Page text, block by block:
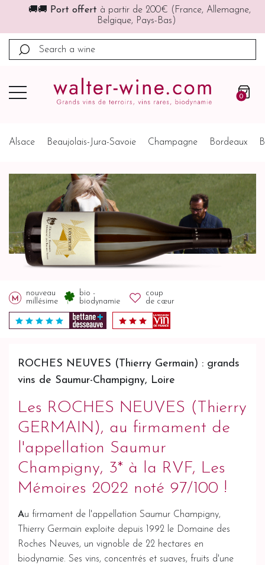
🚚🚚Port offertà partir de 200€ (France, Allemagne,
Belgique, Pays-Bas)
0
Alsace Beaujolais-Jura-Savoie Champagne Bordeaux
nouveau
millésime
bio -
biodynamie
coup
de cœur
ROCHES NEUVES (Thierry Germain) : grands
vins de Saumur-Champigny, Loire
Les ROCHES NEUVES (Thierry
GERMAIN), au firmament de
l'appellation Saumur
Champigny, 3* à la RVF, Les
Mémoires 2022 noté 97/100 !
Au firmament de l'appellation Saumur Champigny,
Thierry Germain exploite depuis 1992 le Domaine des
Roches Neuves, un vignoble de 22 hectares en
biodynamie. Ses vins, concentrés et suaves, fruits d'une